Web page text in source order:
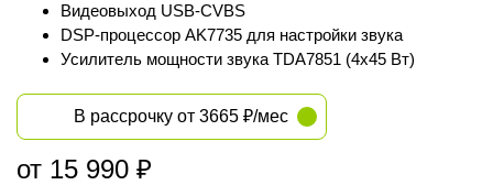
Видеовыход USB-CVBS
DSP-процессор AK7735 для настройки звука
Усилитель мощности звука TDA7851 (4x45 Вт)
В рассрочку от 3665 ₽/мес
от 15 990 ₽